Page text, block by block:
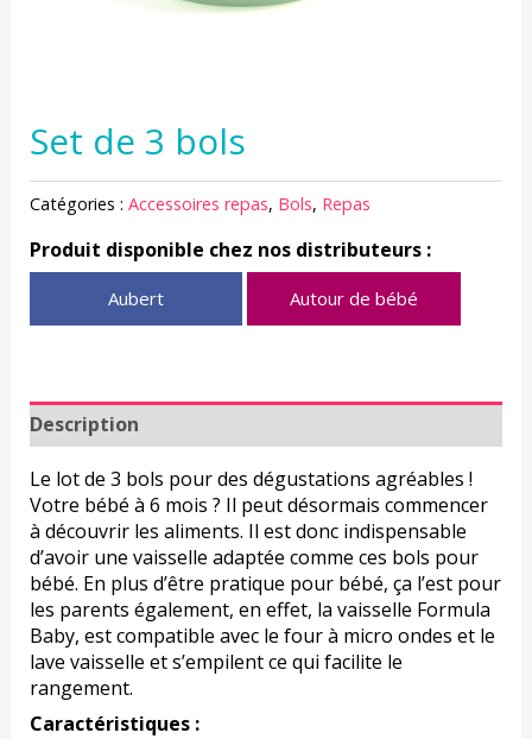
Set de 3 bols
Catégories : Accessoires repas, Bols, Repas
Produit disponible chez nos distributeurs :
Aubert Autour de bébé
Description
Le lot de 3 bols pour des dégustations agréables !
Votre bébé à 6 mois ? Il peut désormais commencer
à découvrir les aliments. Il est donc indispensable
d’avoir une vaisselle adaptée comme ces bols pour
bébé. En plus d’être pratique pour bébé, ça l’est pour
les parents également, en effet, la vaisselle Formula
Baby, est compatible avec le four à micro ondes et le
lave vaisselle et s’empilent ce qui facilite le
rangement.
Caractéristiques :